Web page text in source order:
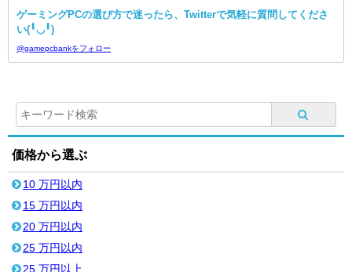
ゲーミングPCの選び方で迷ったら、Twitterで気軽に質問してくださ
い(╹◡╹)
@gamepcbankをフォロー
価格から選ぶ
10 万円以内
15 万円以内
20 万円以内
25 万円以内
25 万円以上